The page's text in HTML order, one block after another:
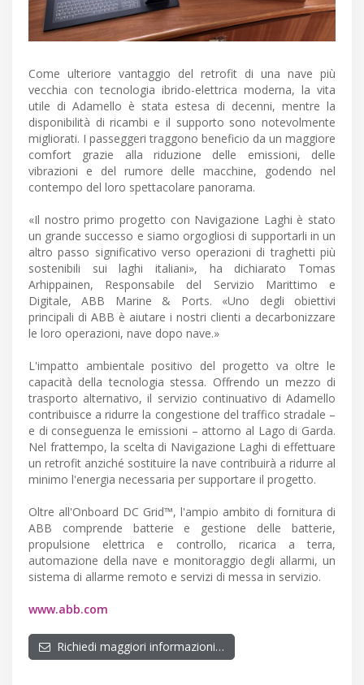
Come ulteriore vantaggio del retrofit di una nave più
vecchia con tecnologia ibrido-elettrica moderna, la vita
utile di Adamello è stata estesa di decenni, mentre la
disponibilità di ricambi e il supporto sono notevolmente
migliorati. I passeggeri traggono beneficio da un maggiore
comfort grazie alla riduzione delle emissioni, delle
vibrazioni e del rumore delle macchine, godendo nel
contempo del loro spettacolare panorama.
«Il nostro primo progetto con Navigazione Laghi è stato
un grande successo e siamo orgogliosi di supportarli in un
altro passo significativo verso operazioni di traghetti più
sostenibili sui laghi italiani», ha dichiarato Tomas
Arhippainen, Responsabile del Servizio Marittimo e
Digitale, ABB Marine & Ports. «Uno degli obiettivi
principali di ABB è aiutare i nostri clienti a decarbonizzare
le loro operazioni, nave dopo nave.»
L'impatto ambientale positivo del progetto va oltre le
capacità della tecnologia stessa. Offrendo un mezzo di
trasporto alternativo, il servizio continuativo di Adamello
contribuisce a ridurre la congestione del traffico stradale –
e di conseguenza le emissioni – attorno al Lago di Garda.
Nel frattempo, la scelta di Navigazione Laghi di effettuare
un retrofit anziché sostituire la nave contribuirà a ridurre al
minimo l'energia necessaria per supportare il progetto.
Oltre all'Onboard DC Grid™, l'ampio ambito di fornitura di
ABB comprende batterie e gestione delle batterie,
propulsione elettrica e controllo, ricarica a terra,
automazione della nave e monitoraggio degli allarmi, un
sistema di allarme remoto e servizi di messa in servizio.
www.abb.com
Richiedi maggiori informazioni…